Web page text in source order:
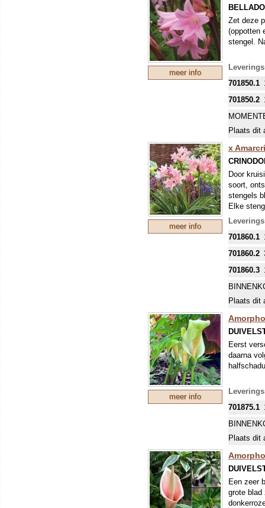
meer info
Zet deze
(oppotten
stengel.
701850.1
701850.2
Plaats dit
meer info
x
Door
soort,
stengels
Elke
zonnige
diep
eventuele
grond.
701860.1
701860.2
701860.3
Plaats dit
meer info
Eerst
daarna
701875.1
Plaats dit
Een zeer
grote blad